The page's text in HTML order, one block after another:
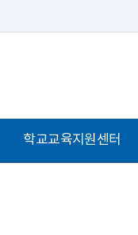
학교교육지원센터